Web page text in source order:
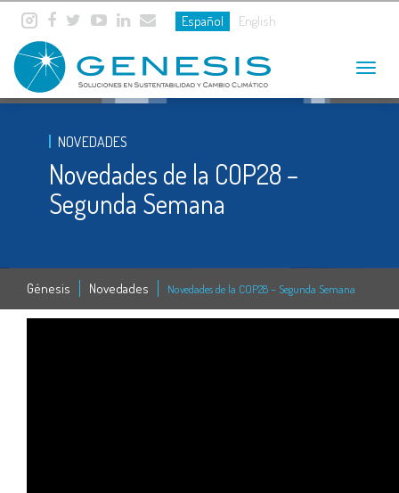
Español English
Toggle
NOVEDADES
Novedades de la COP28 –
Segunda Semana
Génesis Novedades Novedades de la COP28 – Segunda Semana